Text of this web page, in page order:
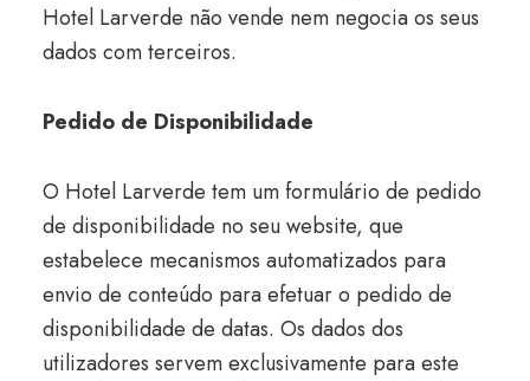
Hotel Larverde não vende nem negocia os seus
dados com terceiros.
Pedido de Disponibilidade
O Hotel Larverde tem um formulário de pedido
de disponibilidade no seu website, que
estabelece mecanismos automatizados para
envio de conteúdo para efetuar o pedido de
disponibilidade de datas. Os dados dos
utilizadores servem exclusivamente para este